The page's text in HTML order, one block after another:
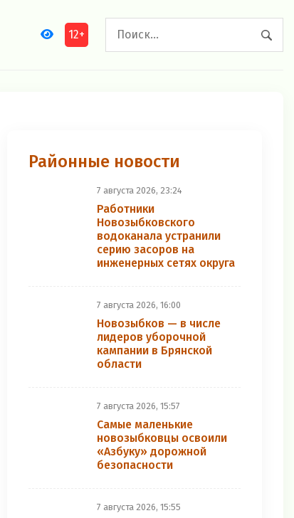
12+
Районные новости
7 августа 2026, 23:24
Работники
Новозыбковского
водоканала устранили
серию засоров на
инженерных сетях округа
7 августа 2026, 16:00
Новозыбков — в числе
лидеров уборочной
кампании в Брянской
области
7 августа 2026, 15:57
Самые маленькие
новозыбковцы освоили
«Азбуку» дорожной
безопасности
7 августа 2026, 15:55